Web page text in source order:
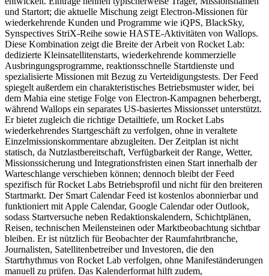
und Startort; die aktuelle Mischung zeigt Electron-Missionen für
wiederkehrende Kunden und Programme wie iQPS, BlackSky,
Synspectives StriX-Reihe sowie HASTE-Aktivitäten von Wallops.
Diese Kombination zeigt die Breite der Arbeit von Rocket Lab:
dedizierte Kleinsatellitenstarts, wiederkehrende kommerzielle
Ausbringungsprogramme, reaktionsschnelle Startdienste und
spezialisierte Missionen mit Bezug zu Verteidigungstests. Der Feed
spiegelt außerdem ein charakteristisches Betriebsmuster wider, bei
dem Mahia eine stetige Folge von Electron-Kampagnen beherbergt,
während Wallops ein separates US-basiertes Missionsset unterstützt.
Er bietet zugleich die richtige Detailtiefe, um Rocket Labs
wiederkehrendes Startgeschäft zu verfolgen, ohne in veraltete
Einzelmissionskommentare abzugleiten. Der Zeitplan ist nicht
statisch, da Nutzlastbereitschaft, Verfügbarkeit der Range, Wetter,
Missionssicherung und Integrationsfristen einen Start innerhalb der
Warteschlange verschieben können; dennoch bleibt der Feed
spezifisch für Rocket Labs Betriebsprofil und nicht für den breiteren
Startmarkt. Der Smart Calendar Feed ist kostenlos abonnierbar und
funktioniert mit Apple Calendar, Google Calendar oder Outlook,
sodass Startversuche neben Redaktionskalendern, Schichtplänen,
Reisen, technischen Meilensteinen oder Marktbeobachtung sichtbar
bleiben. Er ist nützlich für Beobachter der Raumfahrtbranche,
Journalisten, Satellitenbetreiber und Investoren, die den
Startrhythmus von Rocket Lab verfolgen, ohne Manifeständerungen
manuell zu prüfen. Das Kalenderformat hilft zudem,